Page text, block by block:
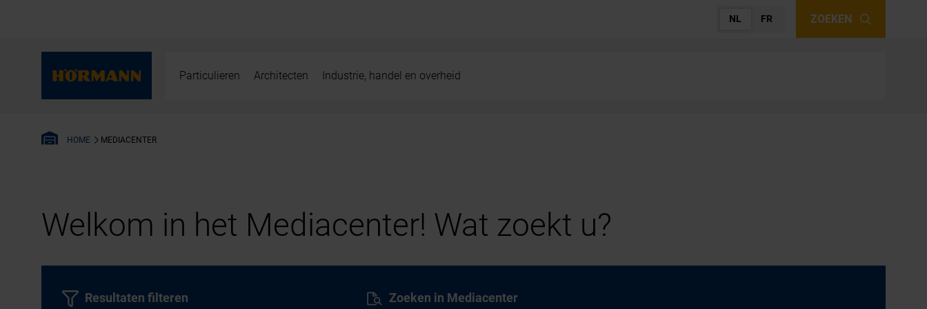
NL FR ZOEKEN
Particulieren Architecten Industrie, handel en overheid
HOME MEDIACENTER
Welkom in het Mediacenter! Wat zoekt u?
Zoeken in Mediacenter
Resultaten filteren